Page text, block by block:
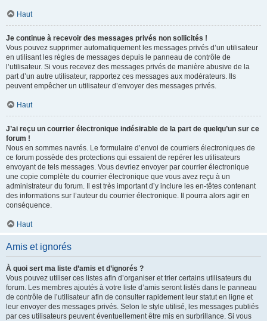
Haut
Je continue à recevoir des messages privés non sollicités !
Vous pouvez supprimer automatiquement les messages privés d’un utilisateur
en utilisant les règles de messages depuis le panneau de contrôle de
l’utilisateur. Si vous recevez des messages privés de manière abusive de la
part d’un autre utilisateur, rapportez ces messages aux modérateurs. Ils
peuvent empêcher un utilisateur d’envoyer des messages privés.
Haut
J’ai reçu un courrier électronique indésirable de la part de quelqu’un sur ce
forum !
Nous en sommes navrés. Le formulaire d’envoi de courriers électroniques de
ce forum possède des protections qui essaient de repérer les utilisateurs
envoyant de tels messages. Vous devriez envoyer par courrier électronique
une copie complète du courrier électronique que vous avez reçu à un
administrateur du forum. Il est très important d’y inclure les en-têtes contenant
des informations sur l’auteur du courrier électronique. Il pourra alors agir en
conséquence.
Haut
Amis et ignorés
À quoi sert ma liste d’amis et d’ignorés ?
Vous pouvez utiliser ces listes afin d’organiser et trier certains utilisateurs du
forum. Les membres ajoutés à votre liste d’amis seront listés dans le panneau
de contrôle de l’utilisateur afin de consulter rapidement leur statut en ligne et
leur envoyer des messages privés. Selon le style utilisé, les messages publiés
par ces utilisateurs peuvent éventuellement être mis en surbrillance. Si vous